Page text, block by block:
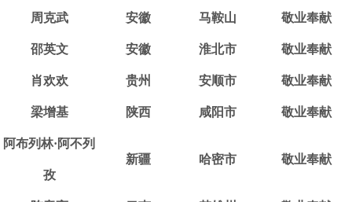
周克武 安徽 马鞍山 敬业奉献
邵英文 安徽 淮北市 敬业奉献
肖欢欢 贵州 安顺市 敬业奉献
梁增基 陕西 咸阳市 敬业奉献
阿布列林·阿不列
孜
新疆 哈密市 敬业奉献